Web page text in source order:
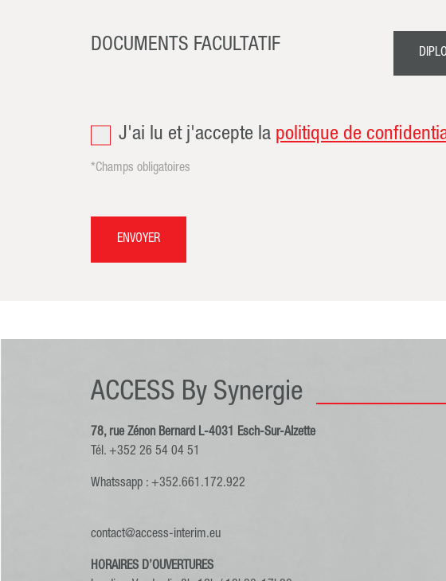
DOCUMENTS FACULTATIF
J'ai lu et j'accepte la politique de
*Champs obligatoires
ENVOYER
ACCESS By Synergie
78, rue Zénon Bernard L-4031 Esch-Sur-Alzette
Tél. +352 26 54 04 51
Whatssapp : +352.661.172.922
contact@access-interim.eu
HORAIRES D’OUVERTURES